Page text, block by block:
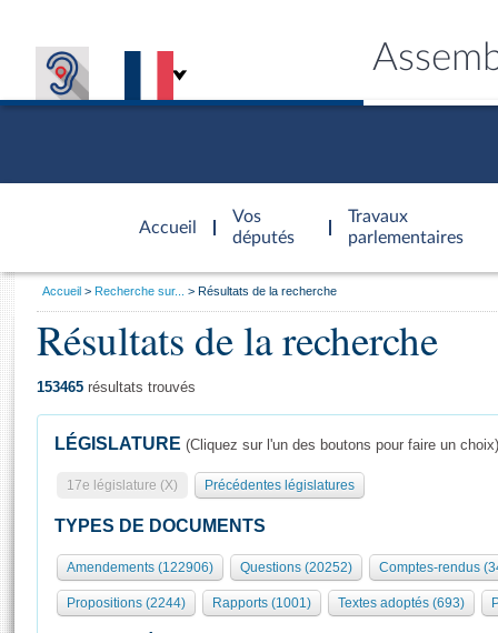
Accueil
d'accueil
Vos
députés
Travaux
parlementaires
Présidence
577 députés
Groupes politiques
Séance publique
Commissions et autres organes
Europe et International
Général
Rôle et pouvoirs de l'Assemblée
Organisation de l'Assemblée
Présidence Conférence des Présidents Bureau Collège des
Visiter l'Assemblée
Visite virtuelle du palais Bourbon
Assister à une séance
Vous
Accueil Recherche sur... Résultats de la recherche
Résultats de la recherche
153465 résultats trouvés
LÉGISLATURE (Cliquez sur l'un des boutons pour faire un choix)
17e législature (X) Précédentes législatures
TYPES DE DOCUMENTS
Amendements (122906) Questions (20252) Comptes-rendus
Propositions (2244) Rapports (1001) Textes adoptés (693)